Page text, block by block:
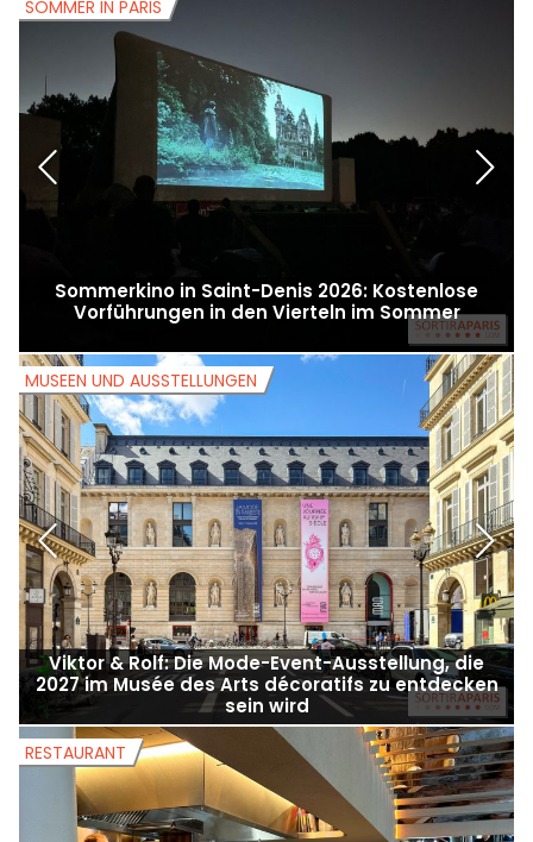
Sommerkino in Saint-Denis 2026: Kostenlose
Vorführungen in den Vierteln im Sommer
SOMMER IN PARIS
Viktor & Rolf: Die Mode-Event-Ausstellung, die
2027 im Musée des Arts décoratifs zu entdecken
sein wird
MUSEEN UND AUSSTELLUNGEN
RESTAURANT